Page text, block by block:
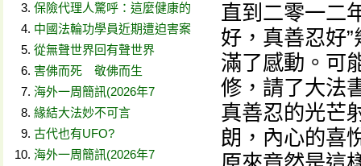
保險代理人驚呼：這麼健康的
中國法輪功學員近期遭迫害案
從無聲世界回有聲世界
害佛而死 敬佛而生
海外一周簡訊(2026年7
緣結大法妙不可言
古代也有UFO?
海外一周簡訊(2026年7
直到二零一二
好，真善忍好
滿了感動。可
修，請了大法
真善忍的光芒
朗，內心的喜